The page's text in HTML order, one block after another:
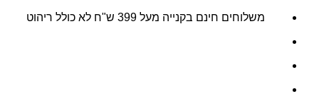
משלוחים חינם בקנייה מעל 399 ש"ח לא כולל ריהוט